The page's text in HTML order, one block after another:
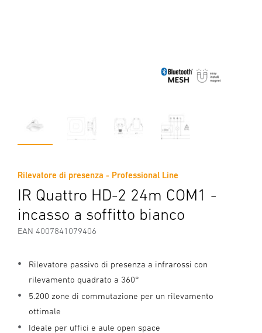
Rilevatore di presenza - Professional Line
IR Quattro HD-2 24m COM1 -
incasso a soffitto bianco
EAN 4007841079406
Rilevatore passivo di presenza a infrarossi con
rilevamento quadrato a 360°
5.200 zone di commutazione per un rilevamento
ottimale
Ideale per uffici e aule open space